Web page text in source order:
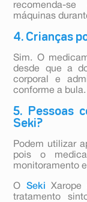
recomenda-
máquinas
4. Crianças
Sim. O
desde que a
corporal e
conforme a bula.
5. Pessoas
Seki?
Podem utilizar
pois o
monitoramento
O Seki Xarope
tratamento